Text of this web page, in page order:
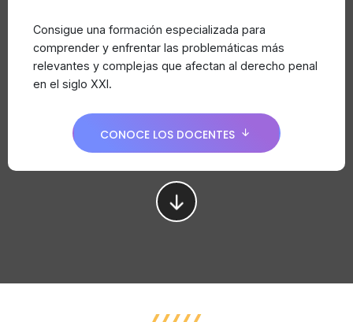
Consigue una formación especializada para
comprender y enfrentar las problemáticas más
relevantes y complejas que afectan al derecho penal
en el siglo XXI.
CONOCE LOS DOCENTES